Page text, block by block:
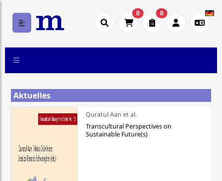
0 0
Aktuelles
Quratul Aan et al.
Transcultural Perspectives on
Sustainable Future(s)